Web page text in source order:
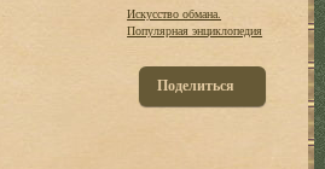
Искусство обмана.
Популярная энциклопедия
Поделиться